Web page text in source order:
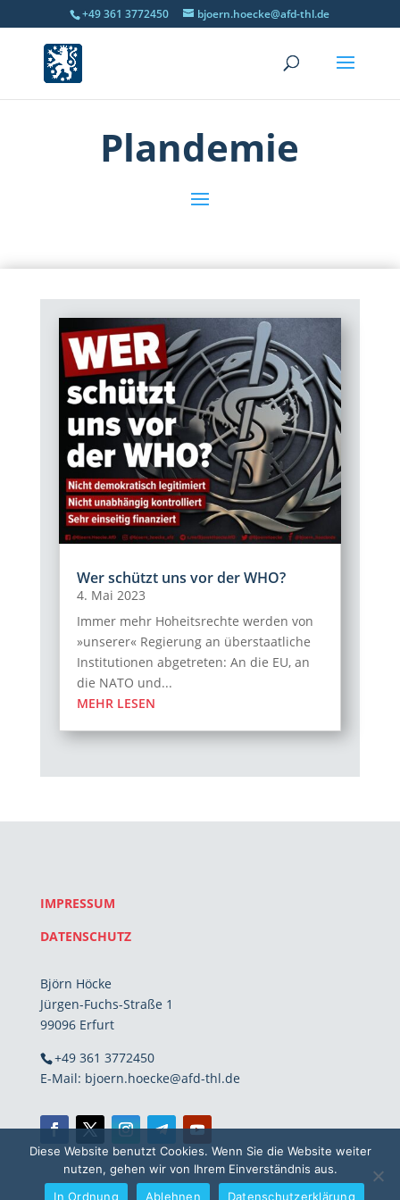
+49 361 3772450 bjoern.hoecke@afd-thl.de
Plandemie
Wer schützt uns vor der WHO?
4. Mai 2023
Immer mehr Hoheitsrechte werden von
»unserer« Regierung an überstaatliche
Institutionen abgetreten: An die EU, an
die NATO und...
MEHR LESEN
IMPRESSUM
DATENSCHUTZ
Björn Höcke
Jürgen-Fuchs-Straße 1
99096 Erfurt
+49 361 3772450
E-Mail: bjoern.hoecke@afd-thl.de
Diese Website benutzt Cookies. Wenn Sie die Website weiter
nutzen, gehen wir von Ihrem Einverständnis aus.
In Ordnung
Ablehnen Datenschutzerklärung